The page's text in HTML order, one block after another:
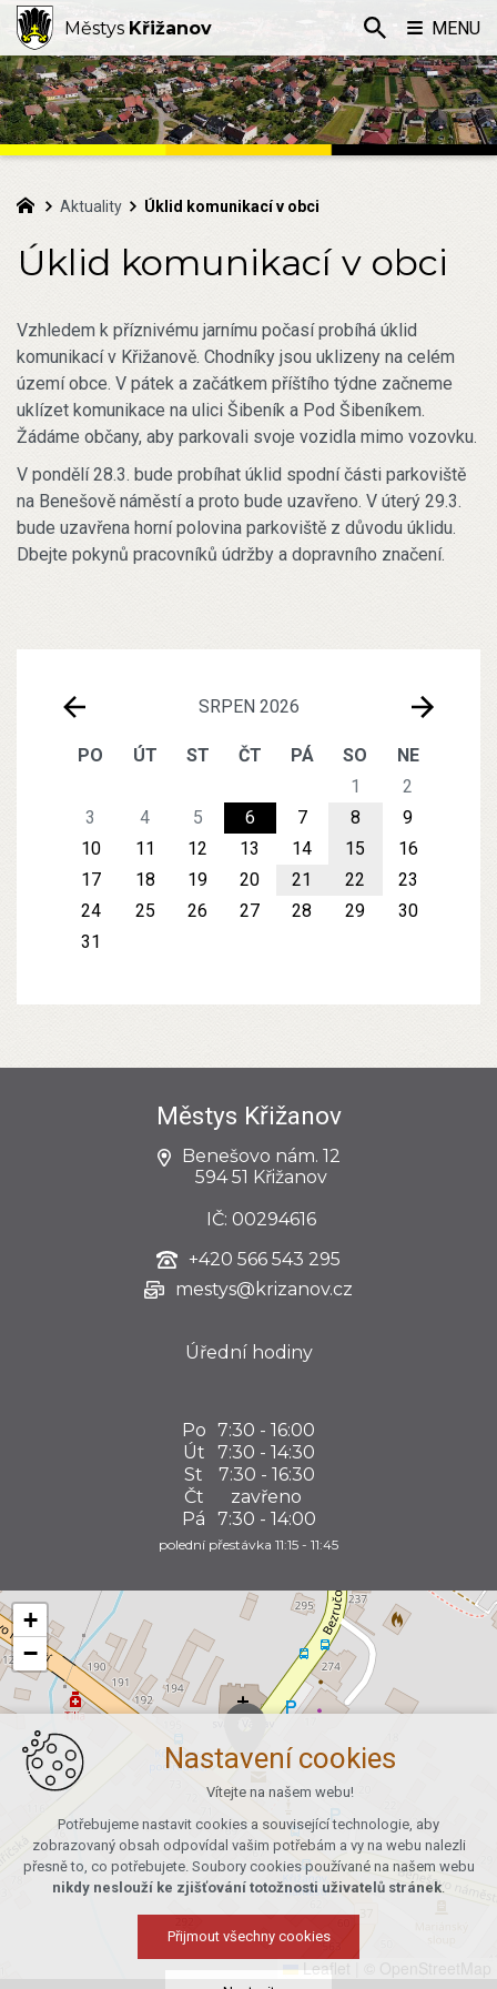
SRPEN 2026
PO ÚT ST ČT PÁ SO
NE
1
2
3
4 5 6 7 8
9
10
11 12 13 14 15
16
17
18 19 20 21 22
23
24
25 26 27 28 29
30
31
Aktuality Úklid komunikací v obci
Úklid komunikací v obci
Vzhledem k příznivému jarnímu počasí probíhá úklid
komunikací v Křižanově. Chodníky jsou uklizeny na celém
území obce. V pátek a začátkem příštího týdne začneme
uklízet komunikace na ulici Šibeník a Pod Šibeníkem.
Žádáme občany, aby parkovali svoje vozidla mimo vozovku.
V pondělí 28.3. bude probíhat úklid spodní části parkoviště
na Benešově náměstí a proto bude uzavřeno. V úterý 29.3.
bude uzavřena horní polovina parkoviště z důvodu úklidu.
Dbejte pokynů pracovníků údržby a dopravního značení.
Městys Křižanov
Benešovo nám. 12
594 51 Křižanov
IČ: 00294616
+420 566 543 295
mestys@krizanov.cz
Úřední hodiny
Po 7:30 - 16:00
Út
7:30 - 14:30
St
7:30 - 16:30
Čt
zavřeno
Pá
7:30 - 14:00
polední přestávka 11:15 - 11:45
+
−
Leaflet
Městys Křižanov MENU
Nastavení cookies
Vítejte na našem webu!
Potřebujeme nastavit cookies a související technologie, aby
zobrazovaný obsah odpovídal vašim potřebám a vy na webu nalezli
přesně to, co potřebujete. Soubory cookies používané na našem webu
nikdy neslouží ke zjišťování totožnosti uživatelů stránek.
Přijmout všechny cookies